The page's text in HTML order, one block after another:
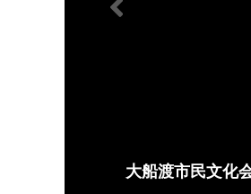
大船渡市民文化